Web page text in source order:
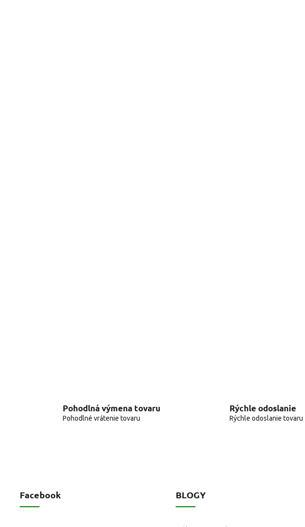
Pohodlná výmena tovaru
Pohodlné vrátenie tovaru
Rýchle odoslanie
Rýchle odoslanie tovaru
Facebook BLOGY